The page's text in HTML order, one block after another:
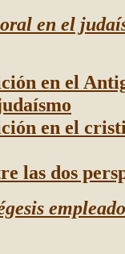
en el
en el
en el
las dos